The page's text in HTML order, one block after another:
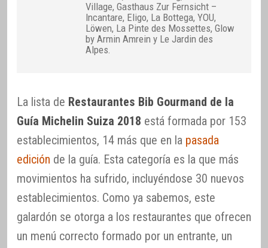
Village, Gasthaus Zur Fernsicht –
Incantare, Eligo, La Bottega, YOU,
Löwen, La Pinte des Mossettes, Glow
by Armin Amrein y Le Jardin des
Alpes.
La lista de Restaurantes Bib Gourmand de la
Guía Michelin Suiza 2018 está formada por 153
establecimientos, 14 más que en la pasada
edición de la guía. Esta categoría es la que más
movimientos ha sufrido, incluyéndose 30 nuevos
establecimientos. Como ya sabemos, este
galardón se otorga a los restaurantes que ofrecen
un menú correcto formado por un entrante, un